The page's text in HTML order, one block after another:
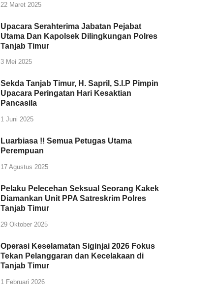
22 Maret 2025
Upacara Serahterima Jabatan Pejabat
Utama Dan Kapolsek Dilingkungan Polres
Tanjab Timur
3 Mei 2025
Sekda Tanjab Timur, H. Sapril, S.I.P Pimpin
Upacara Peringatan Hari Kesaktian
Pancasila
1 Juni 2025
Luarbiasa !! Semua Petugas Utama
Perempuan
17 Agustus 2025
Pelaku Pelecehan Seksual Seorang Kakek
Diamankan Unit PPA Satreskrim Polres
Tanjab Timur
29 Oktober 2025
Operasi Keselamatan Siginjai 2026 Fokus
Tekan Pelanggaran dan Kecelakaan di
Tanjab Timur
1 Februari 2026